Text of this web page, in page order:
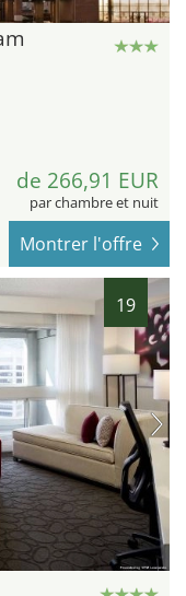
de 266,91 EUR
par chambre et nuit
Montrer l'offre
19